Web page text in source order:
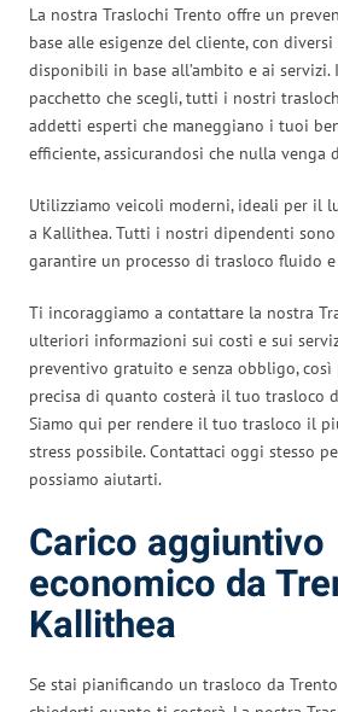
La nostra Traslochi Trento offre un
base alle esigenze del cliente, con
disponibili in base all’ambito e ai
pacchetto che scegli, tutti i nostri
addetti esperti che maneggiano i tuoi
efficiente, assicurandosi che nulla venga
Utilizziamo veicoli moderni, ideali per il
a Kallithea. Tutti i nostri dipendenti
garantire un processo di trasloco fluido e
Ti incoraggiamo a contattare la nostra
ulteriori informazioni sui costi e sui
preventivo gratuito e senza obbligo, così
precisa di quanto costerà il tuo trasloco
Siamo qui per rendere il tuo trasloco il
stress possibile. Contattaci oggi stesso
possiamo aiutarti.
Carico aggiuntivo
economico da
Kallithea
Se stai pianificando un trasloco da